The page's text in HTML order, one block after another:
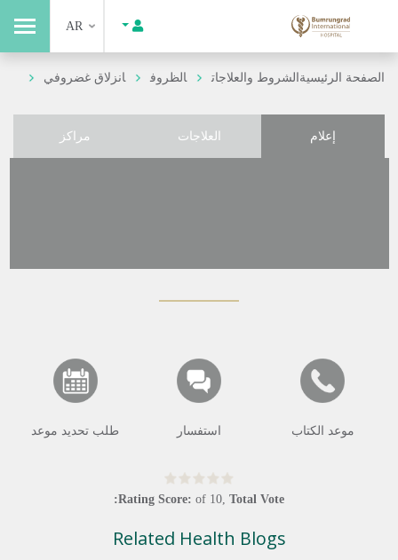
AR
الصفحة الرئيسيةالشروط والعلاجات الظروف انزلاق غضروفي
إعلام العلاجات مراكز
موعد الكتاب استفسار طلب تحديد موعد
Rating Score: of 10, Total Vote:
Related Health Blogs